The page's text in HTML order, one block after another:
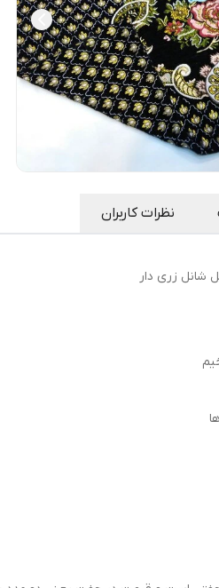
نظرات کاربران
شانل زری دار